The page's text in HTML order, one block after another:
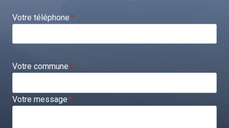
Votre téléphone*
Votre commune*
Votre message*